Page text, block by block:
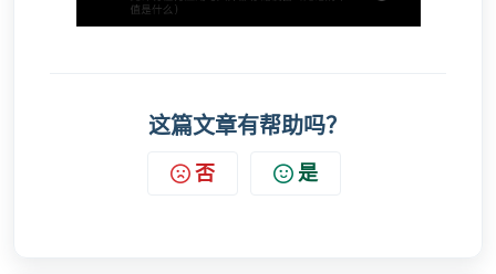
这篇文章有帮助吗？
否 是